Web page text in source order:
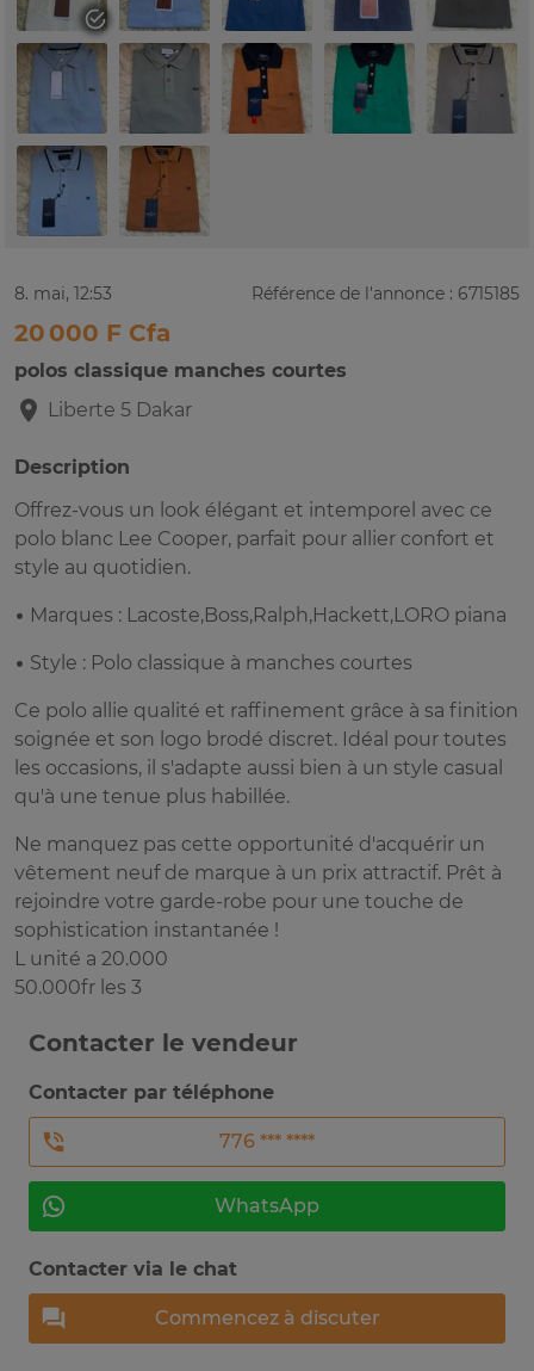
8. mai, 12:53 Référence de l'annonce : 6715185
20 000 F Cfa
polos classique manches courtes
Liberte 5 Dakar
Description
Offrez-vous un look élégant et intemporel avec ce
polo blanc Lee Cooper, parfait pour allier confort et
style au quotidien.
• Marques : Lacoste,Boss,Ralph,Hackett,LORO piana
• Style : Polo classique à manches courtes
Ce polo allie qualité et raffinement grâce à sa finition
soignée et son logo brodé discret. Idéal pour toutes
les occasions, il s'adapte aussi bien à un style casual
qu'à une tenue plus habillée.
Ne manquez pas cette opportunité d'acquérir un
vêtement neuf de marque à un prix attractif. Prêt à
rejoindre votre garde-robe pour une touche de
sophistication instantanée !
L unité a 20.000
50.000fr les 3
Contacter le vendeur
Contacter par téléphone
776 *** ****
WhatsApp
Contacter via le chat
Commencez à discuter